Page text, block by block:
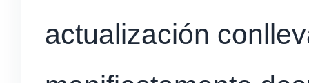
actualización